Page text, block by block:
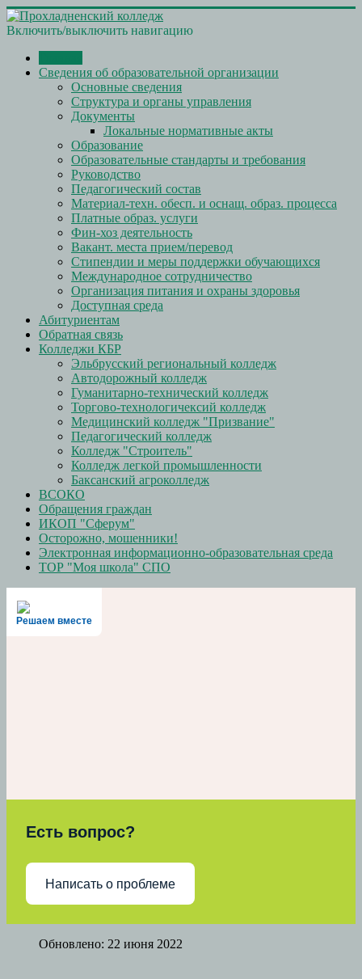
Включить/выключить навигацию
Сведения об образовательной организации
Основные сведения
Структура и органы управления
Документы
Локальные нормативные акты
Образование
Образовательные стандарты и требования
Руководство
Педагогический состав
Материал-техн. обесп. и оснащ. образ. процесса
Платные образ. услуги
Фин-хоз деятельность
Вакант. места прием/перевод
Стипендии и меры поддержки обучающихся
Международное сотрудничество
Организация питания и охраны здоровья
Доступная среда
Абитуриентам
Обратная связь
Колледжи КБР
Эльбрусский региональный колледж
Автодорожный колледж
Гуманитарно-технический колледж
Торгово-технологичексий колледж
Медицинский колледж "Призвание"
Педагогический колледж
Колледж "Строитель"
Колледж легкой промышленности
Баксанский агроколледж
ВСОКО
Обращения граждан
ИКОП "Сферум"
Осторожно, мошенники!
Электронная информационно-образовательная среда
ТОР "Моя школа" СПО
Решаем вместе
Есть вопрос?
Написать о проблеме
Обновлено: 22 июня 2022